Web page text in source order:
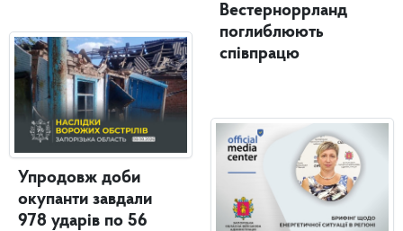
Упродовж доби
окупанти завдали
978 ударів по 56
Вестерноррланд
поглиблюють
співпрацю